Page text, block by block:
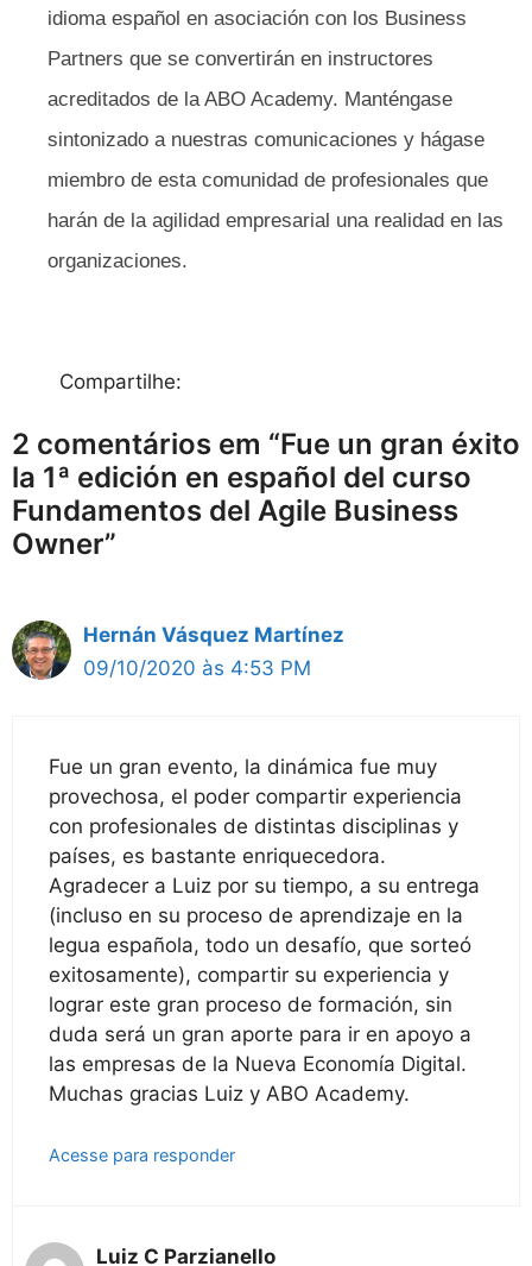
idioma español en asociación con los Business
Partners que se convertirán en instructores
acreditados de la ABO Academy. Manténgase
sintonizado a nuestras comunicaciones y hágase
miembro de esta comunidad de profesionales que
harán de la agilidad empresarial una realidad en las
organizaciones.
Compartilhe:
2 comentários em “Fue un gran éxito
la 1ª edición en español del curso
Fundamentos del Agile Business
Owner”
Hernán Vásquez Martínez
09/10/2020 às 4:53 PM
Fue un gran evento, la dinámica fue muy
provechosa, el poder compartir experiencia
con profesionales de distintas disciplinas y
países, es bastante enriquecedora.
Agradecer a Luiz por su tiempo, a su entrega
(incluso en su proceso de aprendizaje en la
legua española, todo un desafío, que sorteó
exitosamente), compartir su experiencia y
lograr este gran proceso de formación, sin
duda será un gran aporte para ir en apoyo a
las empresas de la Nueva Economía Digital.
Muchas gracias Luiz y ABO Academy.
Acesse para responder
Luiz C Parzianello